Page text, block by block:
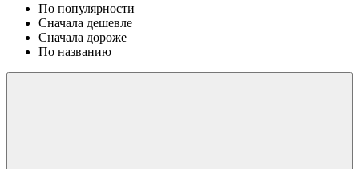
По популярности
Сначала дешевле
Сначала дороже
По названию